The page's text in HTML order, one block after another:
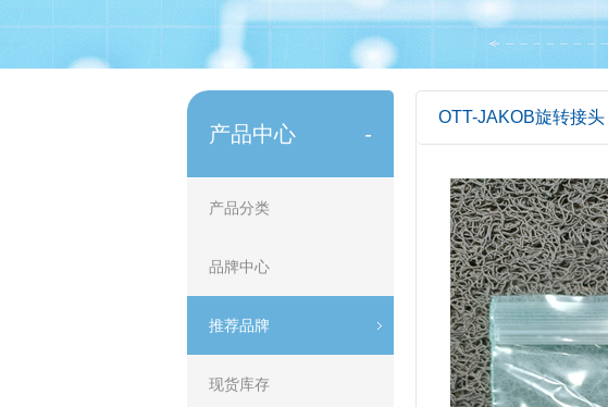
产品中心 -
产品分类
品牌中心
推荐品牌
现货库存
OTT-JAKOB旋转接